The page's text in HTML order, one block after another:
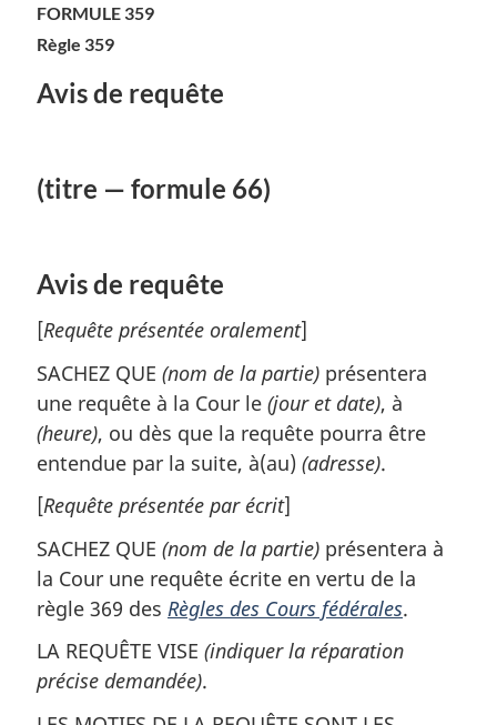
FORMULE 359
Règle 359
Avis de requête
(titre — formule 66)
Avis de requête
[Requête présentée oralement]
SACHEZ QUE (nom de la partie) présentera
une requête à la Cour le (jour et date), à
(heure), ou dès que la requête pourra être
entendue par la suite, à(au) (adresse).
[Requête présentée par écrit]
SACHEZ QUE (nom de la partie) présentera à
la Cour une requête écrite en vertu de la
règle 369 des Règles des Cours fédérales.
LA REQUÊTE VISE (indiquer la réparation
précise demandée).